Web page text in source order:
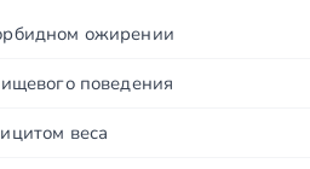
ожирении
поведения
веса